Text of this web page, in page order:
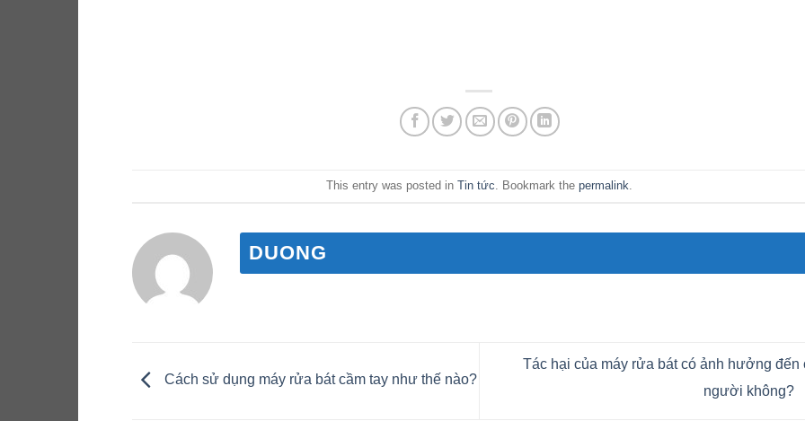
This entry was posted in Tin tức . Bookmark the permalink
DUONG
Cách sử dụng máy rửa bát cầm tay như thế nào?
Tác hại của máy rửa bát có ảnh hưởng đến
người không?